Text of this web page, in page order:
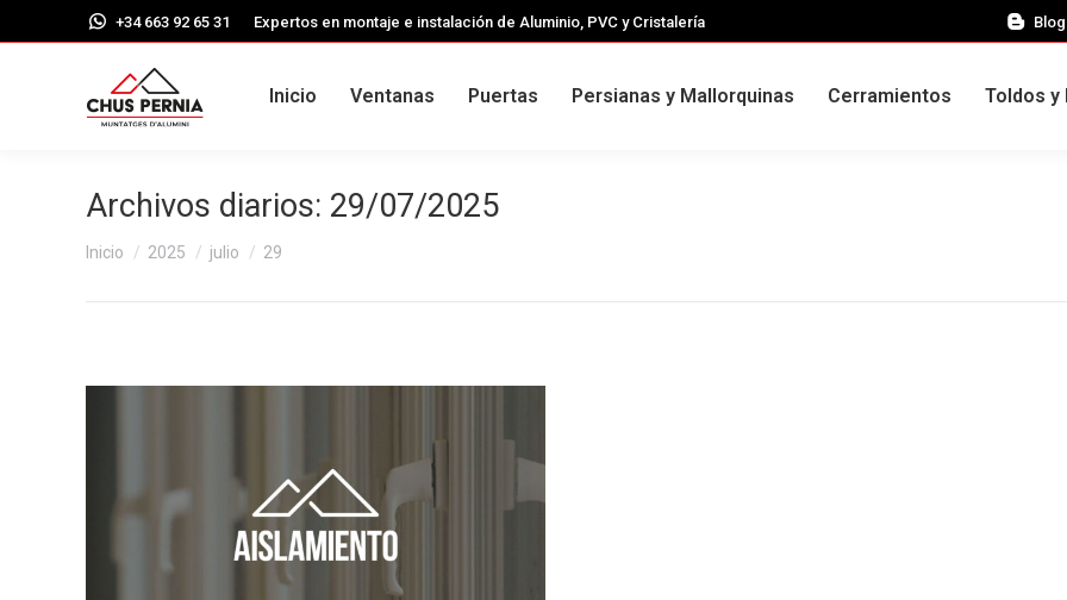
+34 663 92 65 31 Expertos en montaje e instalación de Aluminio, PVC y Cristalería Blog
Inicio Ventanas Puertas Persianas y Mallorquinas Cerramientos Toldos y
Archivos diarios: 29/07/2025
Estás aquí:
Inicio 2025 julio 29